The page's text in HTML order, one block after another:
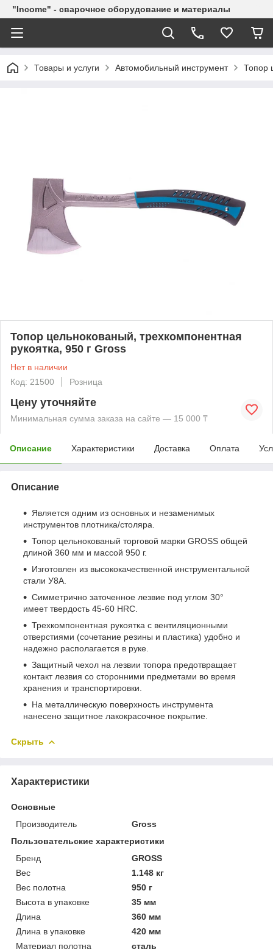
"Income" - сварочное оборудование и материалы
Товары и услуги Автомобильный инструмент Топор
Топор цельнокованый, трехкомпонентная
рукоятка, 950 г Gross
Нет в наличии
Код: 21500
Розница
Цену уточняйте
Минимальная сумма заказа на сайте — 15 000 ₸
Описание Характеристики Доставка Оплата
Описание
Является одним из основных и незаменимых
инструментов плотника/столяра.
Топор цельнокованый торговой марки GROSS общей
длиной 360 мм и массой 950 г.
Изготовлен из высококачественной инструментальной
стали У8А.
Симметрично заточенное лезвие под углом 30°
имеет твердость 45-60 HRC.
Трехкомпонентная рукоятка с вентиляционными
отверстиями (сочетание резины и пластика) удобно и
надежно располагается в руке.
Защитный чехол на лезвии топора предотвращает
контакт лезвия со сторонними предметами во время
хранения и транспортировки.
На металлическую поверхность инструмента
нанесено защитное лакокрасочное покрытие.
Скрыть
Характеристики
Основные
Производитель
Gross
Пользовательские характеристики
Бренд
GROSS
Вес
1.148 кг
Вес полотна
950 г
Высота в упаковке
35 мм
Длина
360 мм
Длина в упаковке
420 мм
Материал полотна
сталь